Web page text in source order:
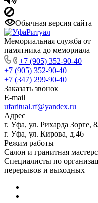
Обычная версия сайта
Мемориальная служба от
памятника до мемориала
+7 (905) 352-90-40
+7 (905) 352-90-40
+7 (347) 299-90-40
Заказать звонок
E-mail
ufaritual.rf@yandex.ru
Адрес
г. Уфа, ул. Рихарда Зорге,
г. Уфа, ул. Кирова, д.46
Режим работы
Салон и гранитная
Специалисты по
перерывов и выходных